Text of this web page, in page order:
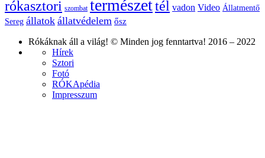
rókasztori szombat természettél vadon Video Állatmentő
Sereg állatok állatvédelem ősz
Rókáknak áll a világ! © Minden jog fenntartva! 2016 – 2022
Hírek
Sztori
Fotó
RÓKApédia
Impresszum